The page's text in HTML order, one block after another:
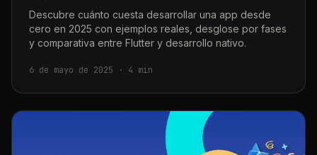
Descubre cuánto cuesta desarrollar una app desde
cero en 2025 con ejemplos reales, desglose por fases
y comparativa entre Flutter y desarrollo nativo.
6 de mayo de 2025 · 4 min